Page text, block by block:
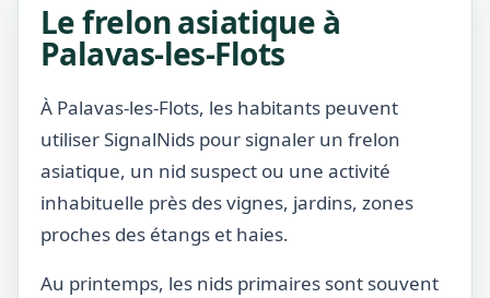
Le frelon asiatique à
Palavas-les-Flots
À Palavas-les-Flots, les habitants peuvent
utiliser SignalNids pour signaler un frelon
asiatique, un nid suspect ou une activité
inhabituelle près des vignes, jardins, zones
proches des étangs et haies.
Au printemps, les nids primaires sont souvent